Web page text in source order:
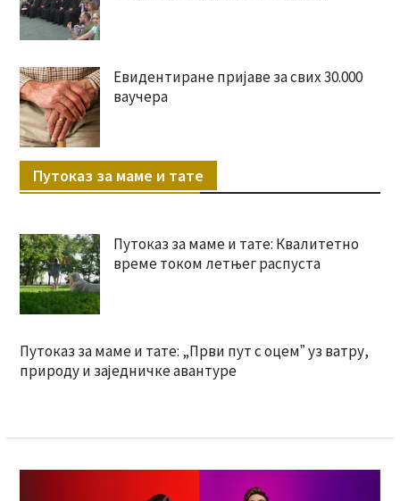
Евидентиране пријаве за свих 30.000
ваучера
Путоказ за маме и тате
Путоказ за маме и тате: Квалитетно
време током летњег распуста
Путоказ за маме и тате: „Први пут с оцемˮ уз ватру,
природу и заједничке авантуре